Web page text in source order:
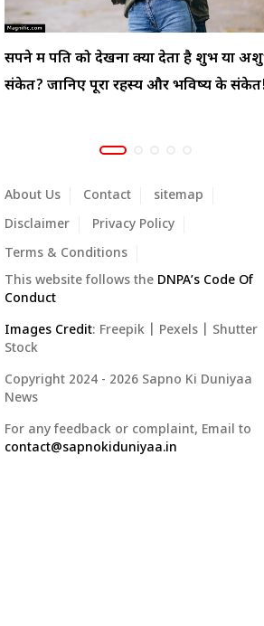
स्वप्न शास्त्र: सपने में सफाई करते हुए देखना क्या
शुभ संकेत देता है? जानिए बदलती किस्मत का
About Us Contact
sitemap
Disclaimer
Privacy Policy
Terms & Conditions
This website follows the DNPA’s Code Of
Conduct
Images Credit: Freepik Pexels| Shutter
Stock
Copyright 2024 - 2026 Sapno Ki Duniyaa
News
For any feedback or complaint, Email to
contact@sapnokiduniyaa.in